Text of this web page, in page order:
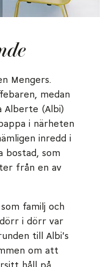
Mengers.
medan
Alberte (Albi)
i närheten
inredd i
bostad, som
från en av
familj och
i dörr var
till Albi's
om att